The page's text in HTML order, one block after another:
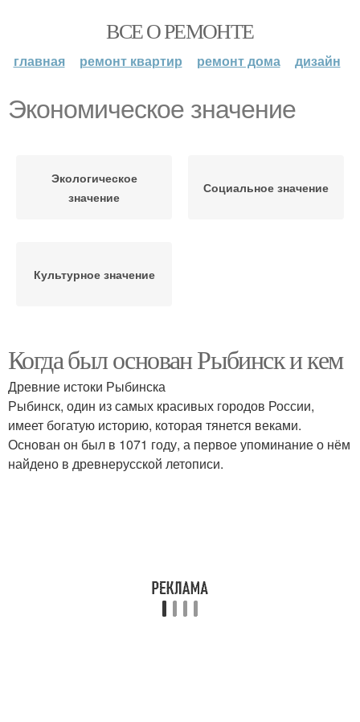
ВСЕ О РЕМОНТЕ
главная ремонт квартир ремонт дома дизайн
Экономическое значение
Экологическое
значение
Социальное значение
Культурное значение
Когда был основан Рыбинск и кем
Древние истоки Рыбинска
Рыбинск, один из самых красивых городов России,
имеет богатую историю, которая тянется веками.
Основан он был в 1071 году, а первое упоминание о нём
найдено в древнерусской летописи.